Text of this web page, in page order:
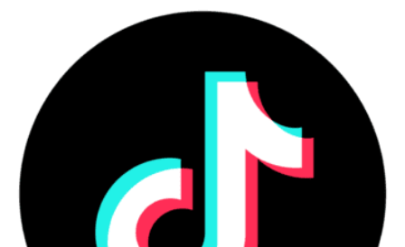
lượng tuyệt vời. Tần số quét 144Hz không chỉ mang lại trải
nghiệm chơi game mượt mà mà còn ngăn chặn hiện tượng xé
Tấm nền IPS chất lượng không chỉ cung cấp góc nhìn rộng mà
hơn thế, chúng còn góp phần tái tạo màu sắc chính xác, làm cho
mọi hình ảnh trên màn hình trở nên sống động và chi tiết.
Pin 60Wh, cổng kết nối đầy đủ
Thời lượng pin của Lenovo LOQ 15IRX9 83DV0092VN khá ấn
tượng, lên đến 60Wh, cho phép bạn sử dụng máy liên tục trong
thời gian dài mà không cần phải cắm sạc.